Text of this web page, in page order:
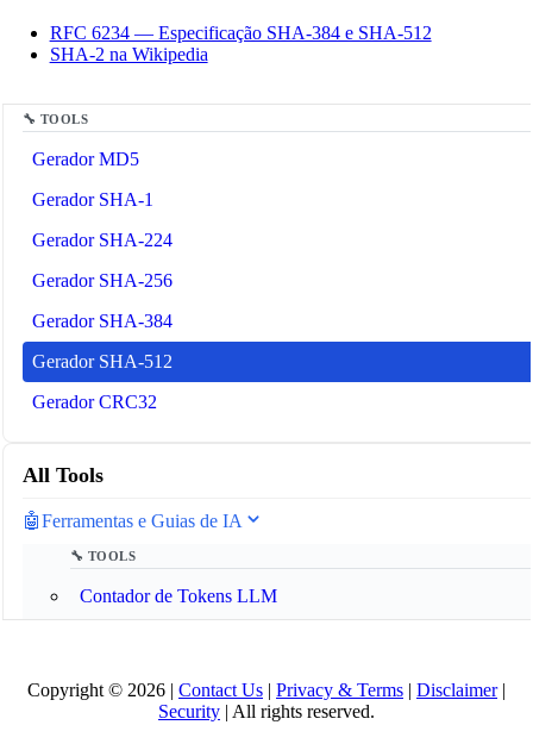
🔗 Related Tools
🔧 TOOLS
Gerador MD5
Gerador SHA-1
Gerador SHA-224
Gerador SHA-256
Gerador SHA-384
Gerador SHA-512
Gerador CRC32
All Tools
🤖Ferramentas e Guias de IA
🔧 TOOLS
Contador de Tokens LLM
Glossário de IA 2025
RFC 6234 — Especificação SHA-384 e SHA-512
SHA-2 na Wikipedia
Copyright © 2026 | Contact Us | Privacy & Terms | Disclaimer|
Security | All rights reserved.